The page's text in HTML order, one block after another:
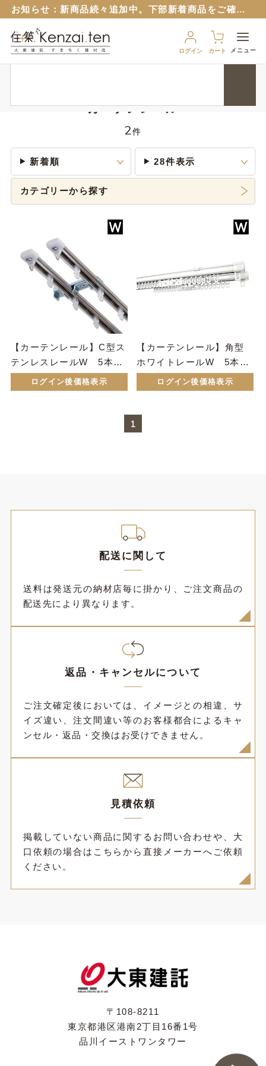
お知らせ： 新商品続々追加中。下部新着商品をご確認ください。
６月１２日からブルーシート販売再開！（８月から値上予定）
９月１７日から、匠ポインとすまちくポイントに連携できるようになりました。 詳細は以下のバナーをクリック！
ログイン カート メニュー
カーテンレール
2件
新着順 28件表示
カテゴリーから探す
【カーテンレール】C型ス
テンレスレールW 5本セ
ログイン後価格表示
【カーテンレール】角型
ホワイトレールW 5本セ
ログイン後価格表示
1
配送に関して
送料は発送元の納材店毎に掛かり、ご注文商品の
配送先により異なります。
返品・キャンセルについて
ご注文確定後においては、イメージとの相違、サ
イズ違い、注文間違い等のお客様都合によるキャ
ンセル・返品・交換はお受けできません。
見積依頼
掲載していない商品に関するお問い合わせや、大
口依頼の場合はこちらから直接メーカーへご依頼
ください。
〒108-8211
東京都港区港南2丁目16番1号
品川イーストワンタワー